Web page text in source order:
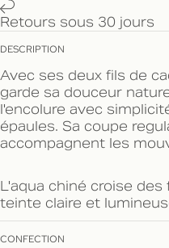
Retours sous 30 jours
DESCRIPTION
Avec ses deux fils de
garde sa douceur
l'encolure avec
épaules. Sa coupe
accompagnent les
L'aqua chiné croise
teinte claire et
CONFECTION